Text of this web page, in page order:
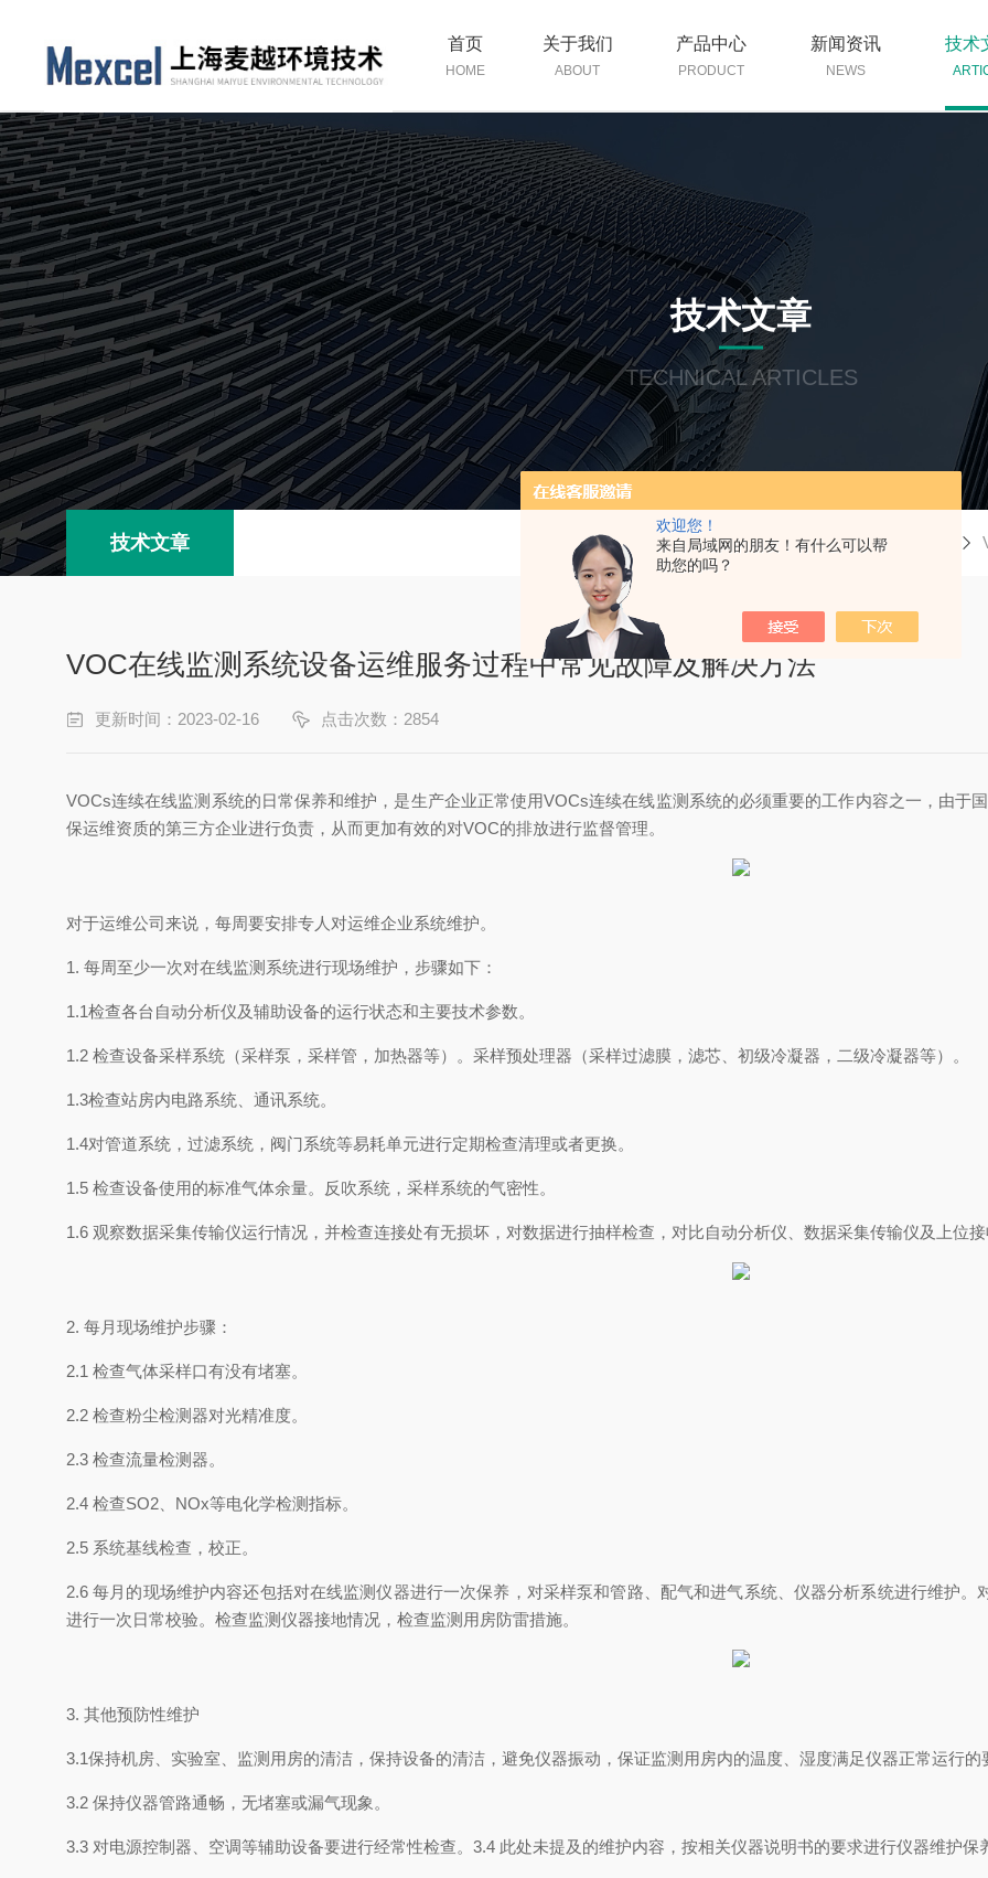
欢迎您！
来自局域网的朋友！有什么可以帮
助您的吗？
首页
HOME
关于我们
ABOUT
产品中心
PRODUCT
新闻资讯
NEWS
技术
技术文章
TECHNICAL ARTICLES
技术文章 当前位置：首页 技术文章
VOC在线监测系统设备运维服务过程中常见故障及解决方法
更新时间：2023-02-16 点击次数：2854
VOCs连续在线监测系统的日常保养和维护，是生产企业正常使用VOCs连续在线监测系统的必须重要的工作内容之一，由于
保运维资质的第三方企业进行负责，从而更加有效的对VOC的排放进行监督管理。
对于运维公司来说，每周要安排专人对运维企业系统维护。
1. 每周至少一次对在线监测系统进行现场维护，步骤如下：
1.1检查各台自动分析仪及辅助设备的运行状态和主要技术参数。
1.2 检查设备采样系统（采样泵，采样管，加热器等）。采样预处理器（采样过滤膜，滤芯、初级冷凝器，二级冷凝器等）。
1.3检查站房内电路系统、通讯系统。
1.4对管道系统，过滤系统，阀门系统等易耗单元进行定期检查清理或者更换。
1.5 检查设备使用的标准气体余量。反吹系统，采样系统的气密性。
1.6 观察数据采集传输仪运行情况，并检查连接处有无损坏，对数据进行抽样检查，对比自动分析仪、数据采集传输仪及上位接
2. 每月现场维护步骤：
2.1 检查气体采样口有没有堵塞。
2.2 检查粉尘检测器对光精准度。
2.3 检查流量检测器。
2.4 检查SO2、NOx等电化学检测指标。
2.5 系统基线检查，校正。
2.6 每月的现场维护内容还包括对在线监测仪器进行一次保养，对采样泵和管路、配气和进气系统、仪器分析系统进行维护
进行一次日常校验。检查监测仪器接地情况，检查监测用房防雷措施。
3. 其他预防性维护
3.1保持机房、实验室、监测用房的清洁，保持设备的清洁，避免仪器振动，保证监测用房内的温度、湿度满足仪器正常运行的
3.2 保持仪器管路通畅，无堵塞或漏气现象。
3.3 对电源控制器、空调等辅助设备要进行经常性检查。3.4 此处未提及的维护内容，按相关仪器说明书的要求进行仪器维护保